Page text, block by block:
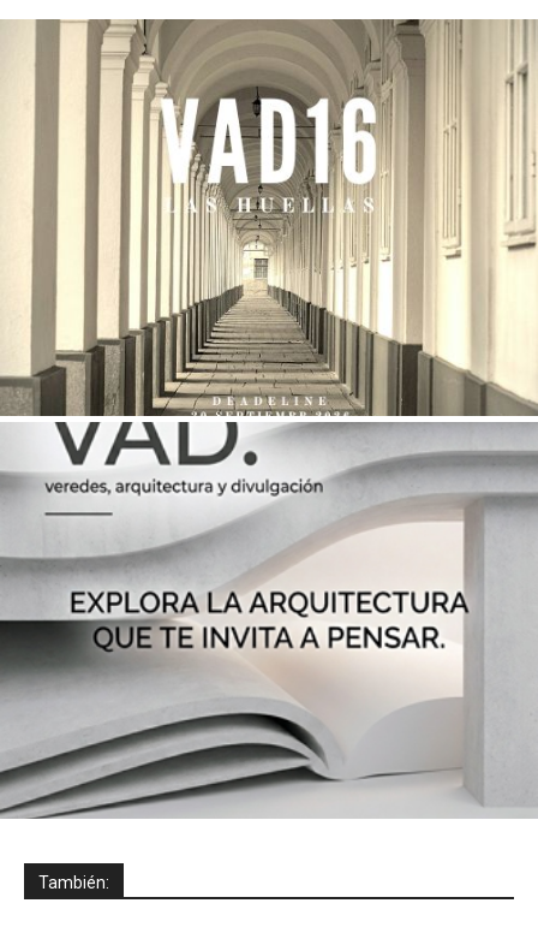
También: